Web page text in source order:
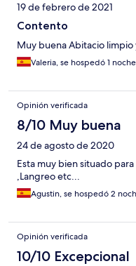
19 de febrero de 2021
Contento
Muy buena Abitacio
Valeria, se hospedó 1 noche
Opinión verificada
8/10 Muy buena
24 de agosto de 2020
Esta muy bien situado
,Langreo etc...
Agustin, se hospedó 2
Opinión verificada
10/10 Excepcional